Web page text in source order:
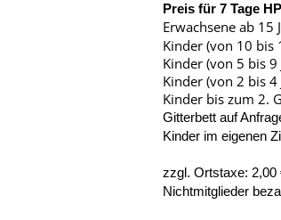
Preis für 7 Tage
Erwachsene ab 15
Kinder (von 10 bis
Kinder (von 5 bis 9
Kinder (von 2 bis 4
Kinder bis zum 2.
Gitterbett auf
Kinder im eigenen
zzgl. Ortstaxe: 2,00
Nichtmitglieder